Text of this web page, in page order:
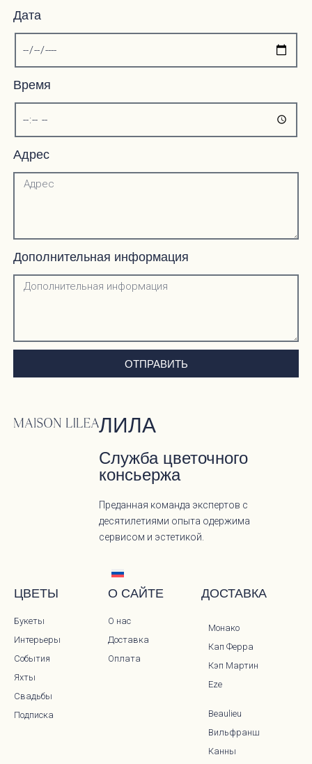
Дата
Время
Адрес
Дополнительная информация
ОТПРАВИТЬ
ЛИЛА
Служба цветочного
консьержа
Преданная команда экспертов с
десятилетиями опыта одержима
сервисом и эстетикой.
ЦВЕТЫ
Букеты
Интерьеры
События
Яхты
Свадьбы
Подписка
О САЙТЕ
О нас
Доставка
Оплата
ДОСТАВКА
Монако
Кап Ферра
Кэп Мартин
Eze
Beaulieu
Вильфранш
Канны